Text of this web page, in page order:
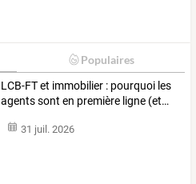
Populaires
LCB-FTet immobilier : pourquoi les
agentssont en première ligne (et…
31 juil. 2026